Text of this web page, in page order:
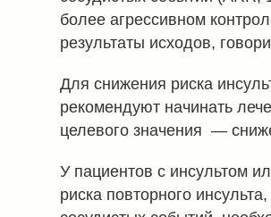
более агрессивном
результаты исходов,
Для снижения риска
рекомендуют начинать
целевого значения —
У пациентов с инсультом
риска повторного